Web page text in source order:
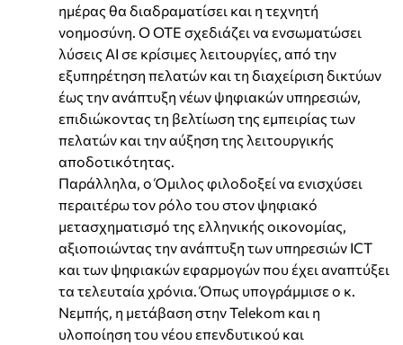
ημέρας θα διαδραματίσει και η τεχνητή
νοημοσύνη. Ο ΟΤΕ σχεδιάζει να ενσωματώσει
λύσεις AI σε κρίσιμες λειτουργίες, από την
εξυπηρέτηση πελατών και τη διαχείριση δικτύων
έως την ανάπτυξη νέων ψηφιακών υπηρεσιών,
επιδιώκοντας τη βελτίωση της εμπειρίας των
πελατών και την αύξηση της λειτουργικής
αποδοτικότητας.
Παράλληλα, ο Όμιλος φιλοδοξεί να ενισχύσει
περαιτέρω τον ρόλο του στον ψηφιακό
μετασχηματισμό της ελληνικής οικονομίας,
αξιοποιώντας την ανάπτυξη των υπηρεσιών ICT
και των ψηφιακών εφαρμογών που έχει αναπτύξει
τα τελευταία χρόνια. Όπως υπογράμμισε ο κ.
Νεμπής, η μετάβαση στην Telekom και η
υλοποίηση του νέου επενδυτικού και